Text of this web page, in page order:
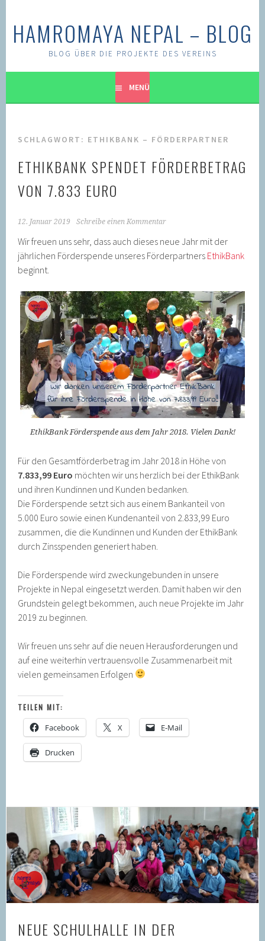
Inhalt
HAMROMAYA NEPAL – BLOG
BLOG ÜBER DIE PROJEKTE DES VEREINS
MENÜ
SCHLAGWORT: ETHIKBANK – FÖRDERPARTNER
ETHIKBANK SPENDET FÖRDERBETRAG
VON 7.833 EURO
12. Januar 2019 Schreibe einen Kommentar
Wir freuen uns sehr, dass auch dieses neue Jahr mit der
jährlichen Förderspende unseres Förderpartners EthikBank
beginnt.
EthikBank Förderspende aus dem Jahr 2018. Vielen Dank!
Für den Gesamtförderbetrag im Jahr 2018 in Höhe von
7.833,99 Euro möchten wir uns herzlich bei der EthikBank
und ihren Kundinnen und Kunden bedanken.
Die Förderspende setzt sich aus einem Bankanteil von
5.000 Euro sowie einen Kundenanteil von 2.833,99 Euro
zusammen, die die Kundinnen und Kunden der EthikBank
durch Zinsspenden generiert haben.
Die Förderspende wird zweckungebunden in unsere
Projekte in Nepal eingesetzt werden. Damit haben wir den
Grundstein gelegt bekommen, auch neue Projekte im Jahr
2019 zu beginnen.
Wir freuen uns sehr auf die neuen Herausforderungen und
auf eine weiterhin vertrauensvolle Zusammenarbeit mit
vielen gemeinsamen Erfolgen
TEILEN MIT:
Facebook X E-Mail
Drucken
NEUE SCHULHALLE IN DER